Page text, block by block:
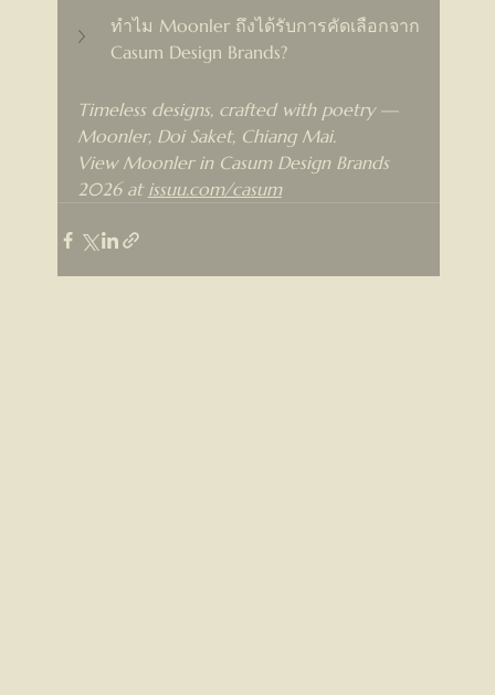
ทำไม Moonler ถึงได้รับการคัดเลือกจาก
Casum Design Brands?
Timeless designs, crafted with poetry —
Moonler, Doi Saket, Chiang Mai.
View Moonler in Casum Design Brands
2026 at issuu.com/casum